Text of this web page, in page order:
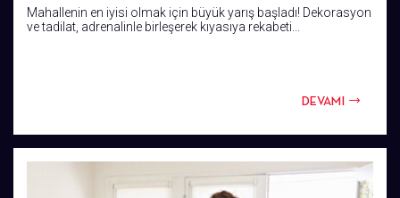
Mahallenin en iyisi olmak için büyük yarış başladı! Dekorasyon
ve tadilat, adrenalinle birleşerek kıyasıya rekabeti...
DEVAMI